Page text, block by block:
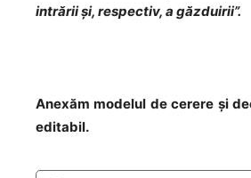
intrării și, respectiv, a găzduirii”.
Anexăm modelul de cerere și
editabil.